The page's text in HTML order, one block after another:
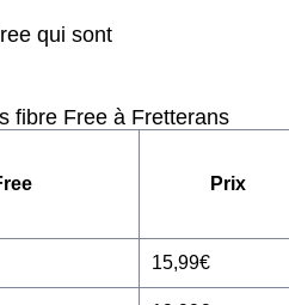
qui sont
fibre Free à Fretterans
Prix
15,99€